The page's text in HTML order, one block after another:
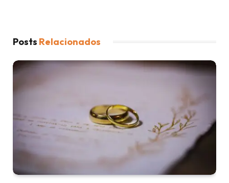
Posts Relacionados